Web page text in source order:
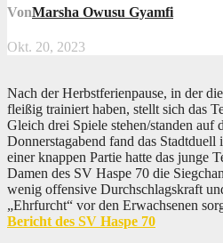
VonMarsha Owusu Gyamfi
Okt. 20, 2023
Nach der Herbstferienpause, in der
fleißig trainiert haben, stellt sich das
Gleich drei Spiele stehen/standen auf
Donnerstagabend fand das
einer knappen Partie hatte das junge
Damen des SV Haspe 70 die
wenig offensive Durchschlagskraft
„Ehrfurcht“ vor den Erwachsenen
Bericht des SV Haspe 70